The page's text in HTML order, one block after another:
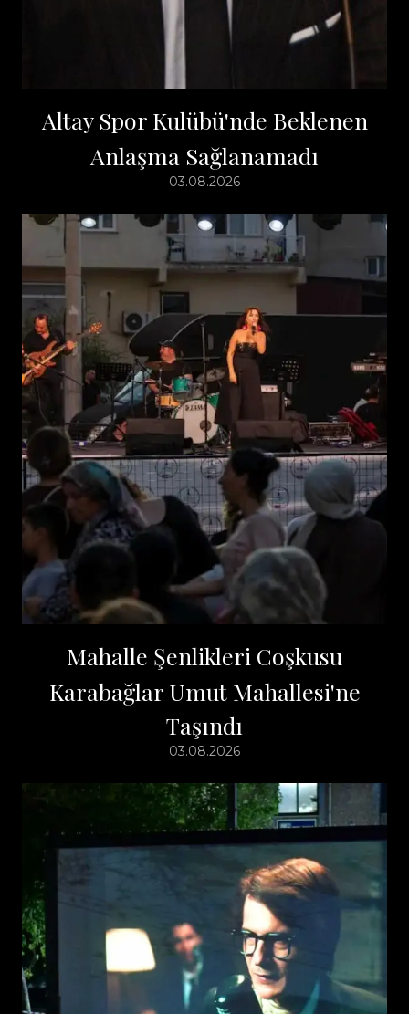
Altay Spor Kulübü'nde Beklenen
Anlaşma Sağlanamadı
03.08.2026
Mahalle Şenlikleri Coşkusu
Karabağlar Umut Mahallesi'ne
Taşındı
03.08.2026